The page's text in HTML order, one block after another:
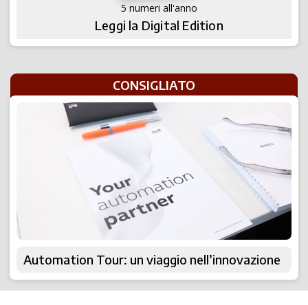
5 numeri all'anno
Leggi la Digital Edition
CONSIGLIATO
Automation Tour: un viaggio nell’innovazione